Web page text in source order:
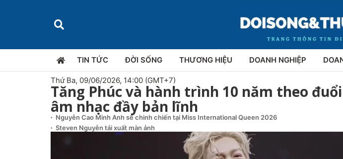
TIN TỨC ĐỜI SỐNG THƯƠNG HIỆU DOANH NGHIỆP
Thứ Ba, 09/06/2026, 14:00 (GMT+7)
Tăng Phúc và hành trình 10 năm theo
âm nhạc đầy bản lĩnh
Nguyễn Cao Minh Anh sẽ chinh chiến tại Miss International Queen 2026
Steven Nguyễn tái xuất màn ảnh